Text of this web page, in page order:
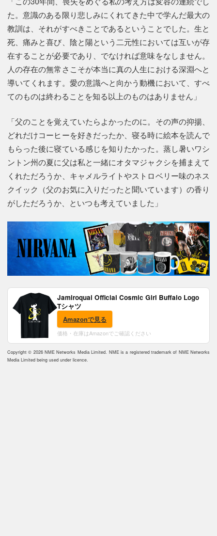
た。意識のある限り悲しみにくれてきた中で学んだ最大の
教訓は、それがすべきことであるということでした。生と
死、痛みと喜び、陰と陽という二元性においては互いが存
在することが必要であり、でなければ意味をなしません。
人の存在の無常さこそが本当に真の人生における深淵へと
導いてくれます。愛の意識へと向かう動機において、すべ
てのものは終わることを知る以上のものはありません」
「父のことを覚えていたらよかったのに。その声の抑揚、
どれだけコーヒーを好きだったか、寝る時に絵本を読んで
もらった後に寝ている感じを知りたかった。蒸し暑いワシ
ントン州の夏に父は私と一緒にオタマジャクシを捕まえて
くれただろうか、キャメルライトやストロベリー味のネス
クイック（父のお気に入りだったと聞いています）の香り
がしただろうか、といつも考えていました」
Jamiroquai Official Cosmic Girl Buffalo Logo
Tシャツ
Amazonで見る
価格・在庫はAmazonでご確認ください
Copyright © 2026 NME Networks Media Limited. NME is a registered trademark of NME Networks
Media Limited being used under licence.